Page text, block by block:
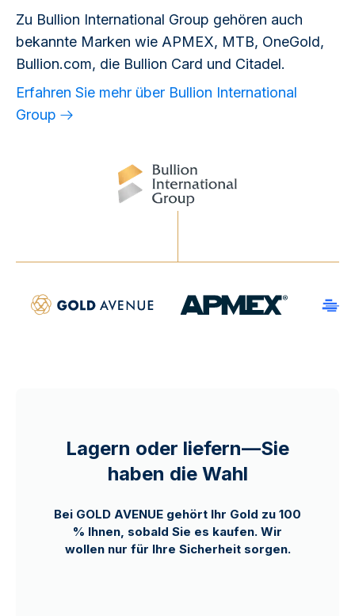
Zu Bullion International Group gehören auch
bekannte Marken wie APMEX, MTB, OneGold,
Bullion.com, die Bullion Card und Citadel.
Erfahren Sie mehr über Bullion International
Group
Lagern oder liefern—Sie
haben die Wahl
Bei GOLD AVENUE gehört Ihr Gold zu 100
% Ihnen, sobald Sie es kaufen. Wir
wollen nur für Ihre Sicherheit sorgen.